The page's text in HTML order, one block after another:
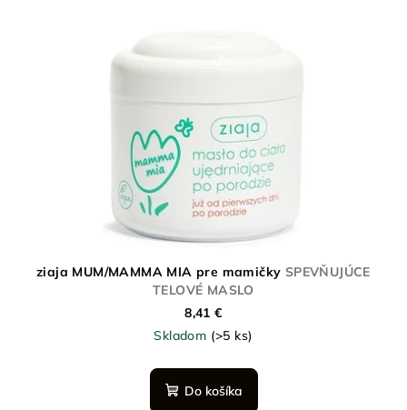
ziaja MUM/MAMMA MIA pre mamičky SPEVŇUJÚCE
TELOVÉ MASLO
8,41 €
Skladom (>5 ks)
Do košíka